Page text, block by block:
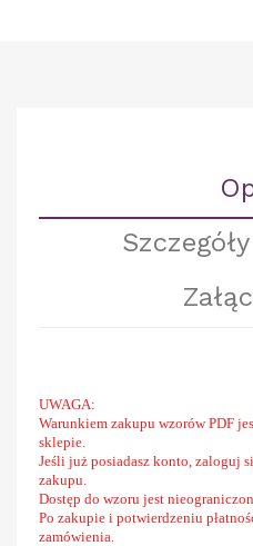
UWAGA:
Warunkiem zakupu wzorów PDF
sklepie.
Jeśli już posiadasz konto, zaloguj
zakupu.
Dostęp do wzoru jest
Po zakupie i potwierdzeniu
zamówienia.